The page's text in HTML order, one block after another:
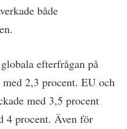
både
efterfrågan på
2,3 procent. EU och
med 3,5 procent
4 procent. Även för